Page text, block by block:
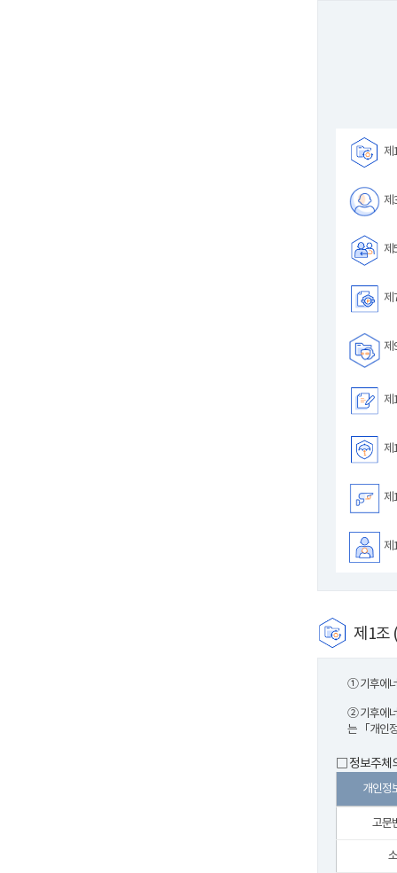
제
제
제
제
제
제
제
제
제
제1조
① 기후에너
② 기후에너
는 「개인
□ 정보주체
개인정
고문